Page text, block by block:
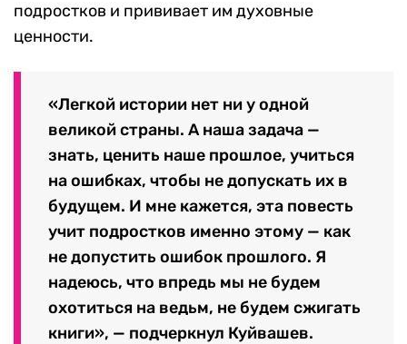
подростков и прививает им духовные
ценности.
«Легкой истории нет ни у одной
великой страны. А наша задача —
знать, ценить наше прошлое, учиться
на ошибках, чтобы не допускать их в
будущем. И мне кажется, эта повесть
учит подростков именно этому — как
не допустить ошибок прошлого. Я
надеюсь, что впредь мы не будем
охотиться на ведьм, не будем сжигать
книги», — подчеркнул Куйвашев.